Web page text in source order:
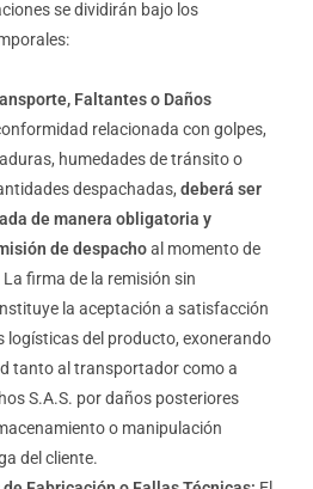
se dividirán bajo los
Faltantes o Daños
relacionada con golpes,
humedades de tránsito o
despachadas,deberá ser
de manera obligatoria y
de despachoal momento de
firma de la remisión sin
la aceptación a satisfacción
logísticas del producto, exonerando
tanto al transportador como a
S.A.S. por daños posteriores
o manipulación
del cliente.